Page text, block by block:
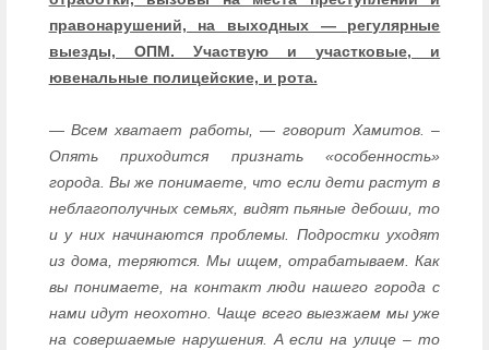
правонарушений, на выходных — регулярные
выезды, ОПМ. Участвую и участковые, и
ювенальные полицейские, и рота.
— Всем хватает работы, — говорит Хамитов. –
Опять приходится признать «особенность»
города. Вы же понимаете, что если дети растут в
неблагополучных семьях, видят пьяные дебоши, то
и у них начинаются проблемы. Подростки уходят
из дома, теряются. Мы ищем, отрабатываем. Как
вы понимаете, на контакт люди нашего города с
нами идут неохотно. Чаще всего выезжаем мы уже
на совершаемые нарушения. А если на улице – то